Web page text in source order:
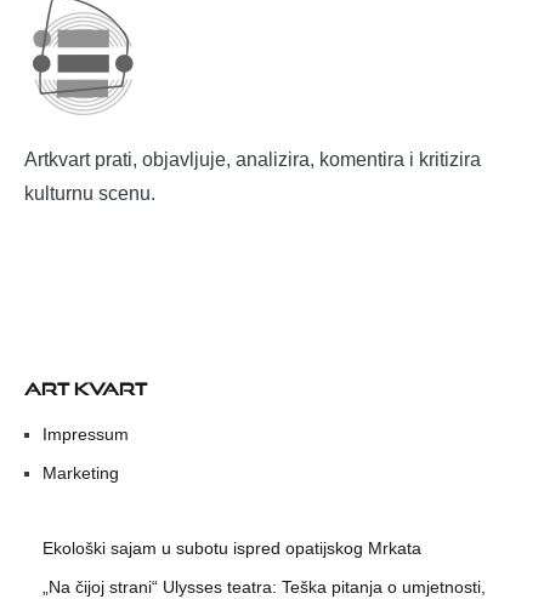
Artkvart prati, objavljuje, analizira, komentira i kritizira
kulturnu scenu.
ART KVART
Impressum
Marketing
Ekološki sajam u subotu ispred opatijskog Mrkata
„Na čijoj strani“ Ulysses teatra: Teška pitanja o umjetnosti,